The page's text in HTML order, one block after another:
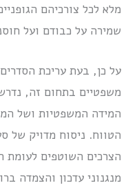
מלא לכל צורכיהם
שמירה על כבודם ועל
על כן, בעת עריכת
משפטיים בתחום זה,
המידה המשפטיות ושל
הטווח. ניסוח מדויק של
הצרכים השוטפים לעומת
מנגנוני עדכון והצמדה